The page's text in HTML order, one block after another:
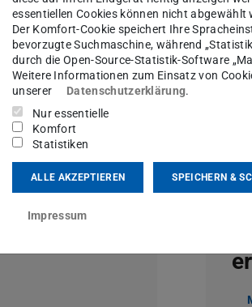
Bild: Jan-Christoph Hartung
essentiellen Cookies können nicht abgewählt
Der Komfort-Cookie speichert Ihre
bevorzugte Suchmaschine, während
durch die Open-Source-Statistik-Software
Weitere Informationen zum Einsatz von
unserer
Datenschutzerklärung.
Nur essentielle
Komfort
Statistiken
ALLE AKZEPTIEREN SPEICHERN &
Impressum